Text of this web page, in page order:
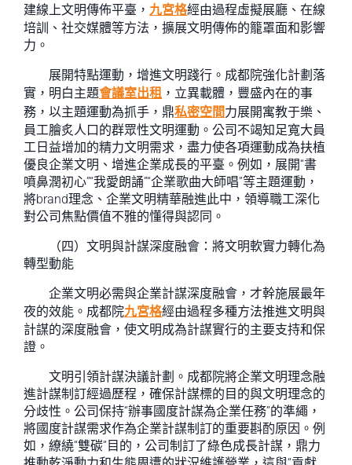
建線上文明傳佈平臺， 九宮格經由過程虛擬展廳、在線
培訓、社交媒體等方法，擴展文明傳佈的籠罩面和影響
力。
展開特點運動，增進文明踐行。成都院強化計劃落
實，明白主題會議室出租 ，立異載體，豐盛內在的事
務，以主題運動為抓手，鼎私密空間力展開寓教于樂、
員工膾炙人口的群眾性文明運動。公司不竭知足寬大員
工日益增加的精力文明需求，盡力使各項運動成為扶植
優良企業文明、增進企業成長的平臺。例如，展開“書
噴鼻潤初心”“我愛朗誦”“企業歌曲大師唱”等主題運動，
將brand理念、企業文明精華融進此中，領導職工深化
對公司焦點價值不雅的懂得與認同。
（四）文明與計謀深度融會：將文明軟實力轉化為
轉型動能
企業文明必需與企業計謀深度融會，才幹施展最年
夜的效能。成都院九宮格經由過程多種方法推進文明與
計謀的深度融會，使文明成為計謀實行的主要支持和保
證。
文明引領計謀決議計劃。成都院將企業文明理念融
進計謀制訂經過歷程，確保計謀標的目的與文明理念的
分歧性。公司保持“辦事國度計謀為企業任務”的準繩，
將國度計謀需求作為企業計謀制訂的重要斟酌原因。例
如，繚繞“雙碳”目的，公司制訂了綠色成長計謀，鼎力